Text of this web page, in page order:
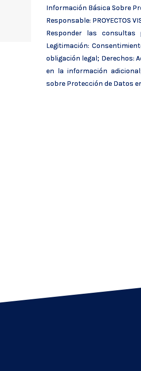
Información Básica Sobre
Responsable: PROYECTOS
Responder las
Legitimación:
obligación legal; Derechos:
en la información
sobre Protección de Datos